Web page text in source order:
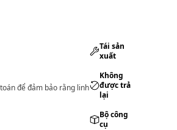
để đảm bảo rằng linh
Tái sản
xuất
Không
được trả
lại
Bộ công
cụ